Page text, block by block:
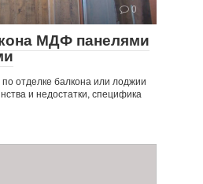
0
МДФ панелями
отделке балкона или лоджии
и недостатки, специфика